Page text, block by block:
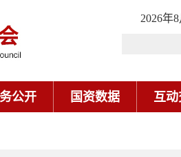
2026年
公开 国资数据 互